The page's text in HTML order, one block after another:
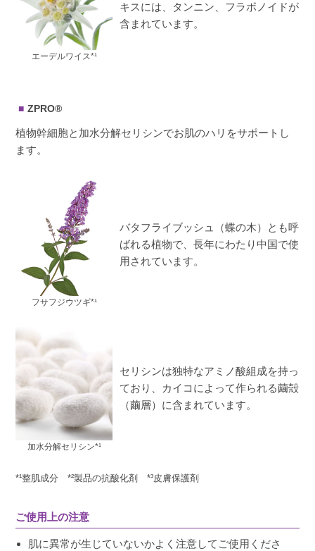
エーデルワイス*¹
キスには、タンニン、フラボノイドが
含まれています。
ZPRO®
植物幹細胞と加水分解セリシンでお肌のハリをサポートし
ます。
フサフジウツギ*¹
バタフライブッシュ（蝶の木）とも呼
ばれる植物で、長年にわたり中国で使
用されています。
加水分解セリシン*¹
セリシンは独特なアミノ酸組成を持っ
ており、カイコによって作られる繭殻
（繭層）に含まれています。
*¹整肌成分 *²製品の抗酸化剤 *³皮膚保護剤
ご使用上の注意
肌に異常が生じていないかよく注意してご使用くださ